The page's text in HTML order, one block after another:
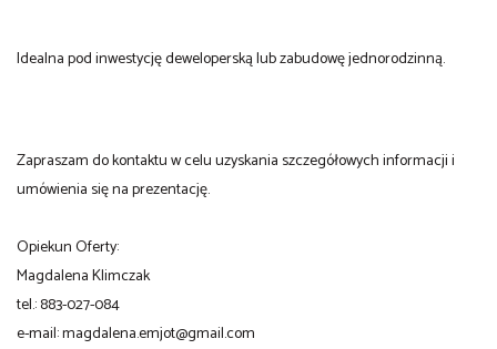
Idealna pod inwestycję deweloperską lub zabudowę jednorodzinną.
Zapraszam do kontaktu w celu uzyskania szczegółowych informacji i
umówienia się na prezentację.
Opiekun Oferty:
Magdalena Klimczak
tel.: 883-027-084
e-mail: magdalena.emjot@gmail.com